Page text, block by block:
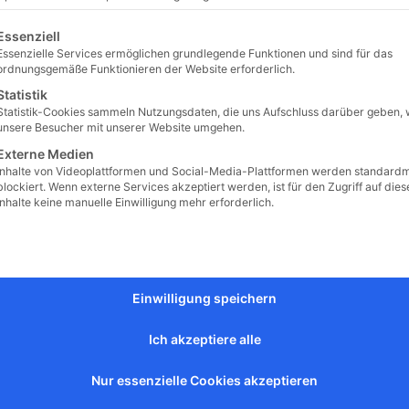
zu unserer
Leben
gehört nicht
eine Liste der Service-Gruppen, für die eine Einwilligung erteilt
Services ermöglichen grundlegende Funktionen und sind für das
Funktionieren der Website erforderlich.
Cookies sammeln Nutzungsdaten, die uns Aufschluss darüber geben,
Besucher mit unserer Website umgehen.
Medien
von Videoplattformen und Social-Media-Plattformen werden
Wenn externe Services akzeptiert werden, ist für den Zugriff auf
keine manuelle Einwilligung mehr erforderlich.
Einwilligung speichern
Ich akzeptiere alle
Nur essenzielle Cookies akzeptieren